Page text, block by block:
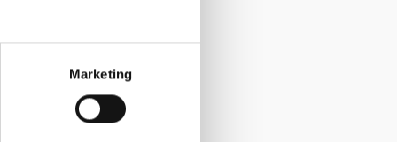
Marketing